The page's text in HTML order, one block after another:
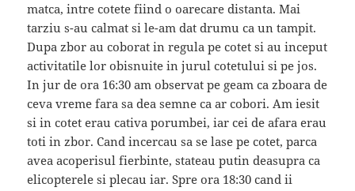
matca, intre cotete fiind o oarecare distanta. Mai
tarziu s-au calmat si le-am dat drumu ca un tampit.
Dupa zbor au coborat in regula pe cotet si au inceput
activitatile lor obisnuite in jurul cotetului si pe jos.
In jur de ora 16:30 am observat pe geam ca zboara de
ceva vreme fara sa dea semne ca ar cobori. Am iesit
si in cotet erau cativa porumbei, iar cei de afara erau
toti in zbor. Cand incercau sa se lase pe cotet, parca
avea acoperisul fierbinte, stateau putin deasupra ca
elicopterele si plecau iar. Spre ora 18:30 cand ii